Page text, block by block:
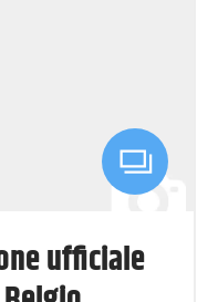
ufficiale